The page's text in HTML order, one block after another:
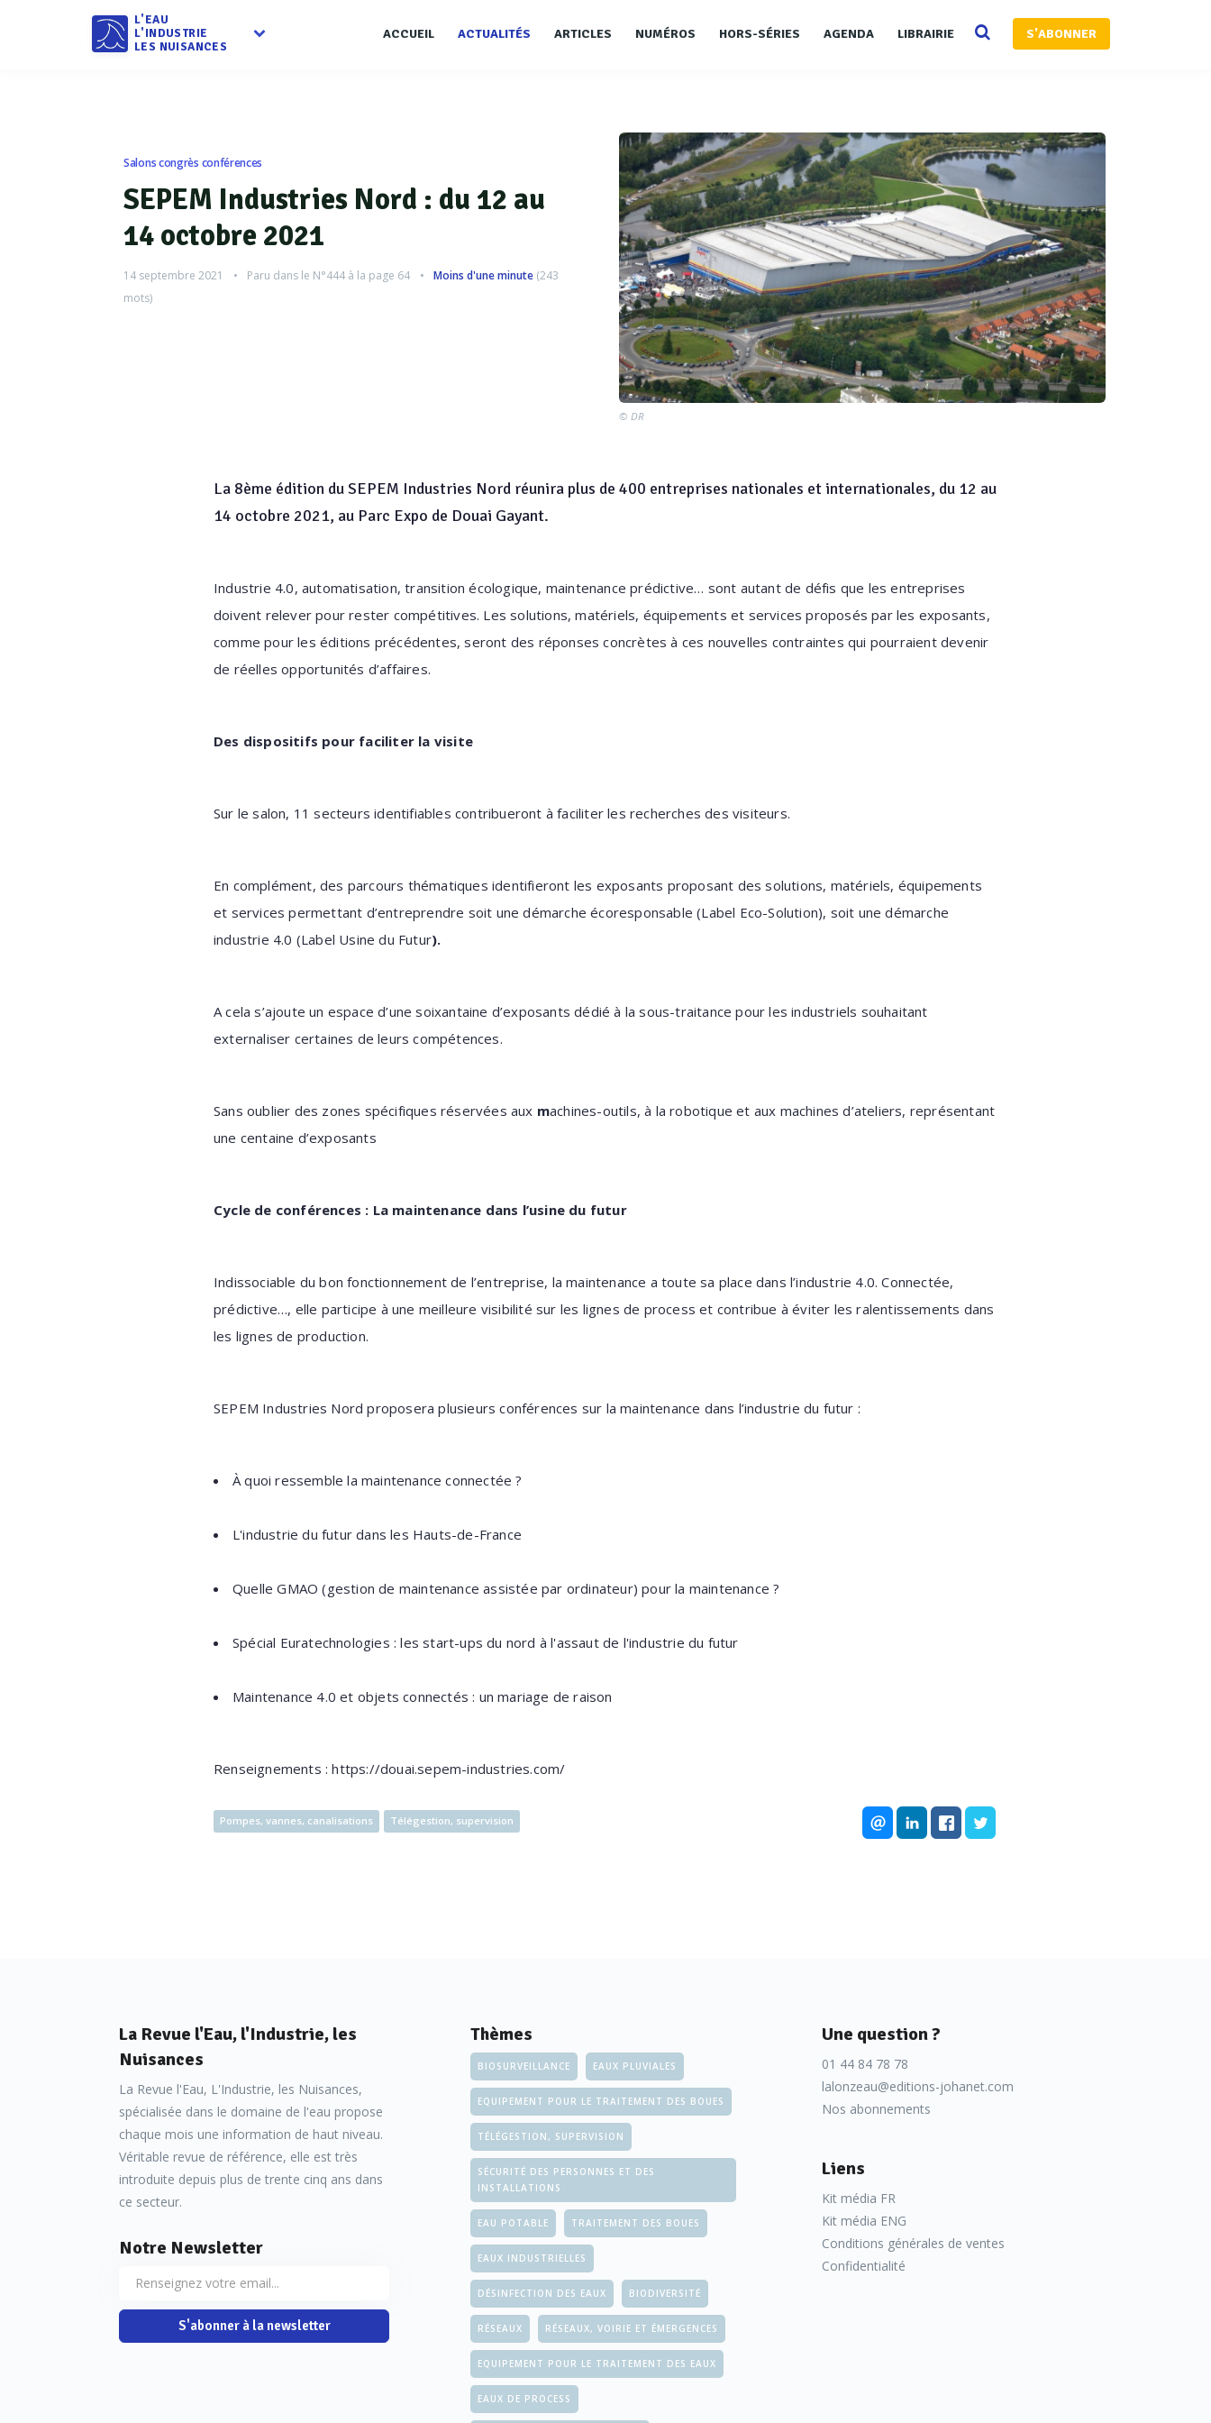
L'EAU
L'INDUSTRIE
LES NUISANCES
ACCUEIL ACTUALITÉS ARTICLES NUMÉROS HORS-SÉRIES AGENDA LIBRAIRIE S'ABONNER
Salons congrès conférences
SEPEM Industries Nord : du 12 au
14 octobre 2021
14 septembre 2021 Paru dans le N°444 à la page 64 Moins d'une minute (243
mots)
© DR
La 8ème édition du SEPEM Industries Nord réunira plus de 400 entreprises nationales et internationales, du 12 au
14 octobre 2021, au Parc Expo de Douai Gayant.
Industrie 4.0, automatisation, transition écologique, maintenance prédictive… sont autant de défis que les entreprises
doivent relever pour rester compétitives. Les solutions, matériels, équipements et services proposés par les exposants,
comme pour les éditions précédentes, seront des réponses concrètes à ces nouvelles contraintes qui pourraient devenir
de réelles opportunités d’affaires.
Des dispositifs pour faciliter la visite
Sur le salon, 11 secteurs identifiables contribueront à faciliter les recherches des visiteurs.
En complément, des parcours thématiques identifieront les exposants proposant des solutions, matériels, équipements
et services permettant d’entreprendre soit une démarche écoresponsable (Label Eco-Solution), soit une démarche
industrie 4.0 (Label Usine du Futur).
A cela s’ajoute un espace d’une soixantaine d’exposants dédié à la sous-traitance pour les industriels souhaitant
externaliser certaines de leurs compétences.
Sans oublier des zones spécifiques réservées aux machines-outils, à la robotique et aux machines d’ateliers, représentant
une centaine d’exposants
Cycle de conférences : La maintenance dans l’usine du futur
Indissociable du bon fonctionnement de l’entreprise, la maintenance a toute sa place dans l’industrie 4.0. Connectée,
prédictive…, elle participe à une meilleure visibilité sur les lignes de process et contribue à éviter les ralentissements dans
les lignes de production.
SEPEM Industries Nord proposera plusieurs conférences sur la maintenance dans l’industrie du futur :
À quoi ressemble la maintenance connectée ?
L'industrie du futur dans les Hauts-de-France
Quelle GMAO (gestion de maintenance assistée par ordinateur) pour la maintenance ?
Spécial Euratechnologies : les start-ups du nord à l'assaut de l'industrie du futur
Maintenance 4.0 et objets connectés : un mariage de raison
Renseignements : https://douai.sepem-industries.com/
Pompes, vannes, canalisations Télégestion, supervision
La Revue l'Eau, l'Industrie, les
Nuisances
La Revue l'Eau, L'Industrie, les Nuisances,
spécialisée dans le domaine de l'eau propose
chaque mois une information de haut niveau.
Véritable revue de référence, elle est très
introduite depuis plus de trente cinq ans dans
ce secteur.
Notre Newsletter
S'abonner à la newsletter
Thèmes
BIOSURVEILLANCE EAUX PLUVIALES
EQUIPEMENT POUR LE TRAITEMENT DES BOUES
TÉLÉGESTION, SUPERVISION
SÉCURITÉ DES PERSONNES ET DES
INSTALLATIONS
EAU POTABLE TRAITEMENT DES BOUES
EAUX INDUSTRIELLES
DÉSINFECTION DES EAUX BIODIVERSITÉ
RÉSEAUX RÉSEAUX, VOIRIE ET ÉMERGENCES
EQUIPEMENT POUR LE TRAITEMENT DES EAUX
EAUX DE PROCESS
Une question ?
01 44 84 78 78
lalonzeau@editions-johanet.com
Nos abonnements
Liens
Kit média FR
Kit média ENG
Conditions générales de ventes
Confidentialité